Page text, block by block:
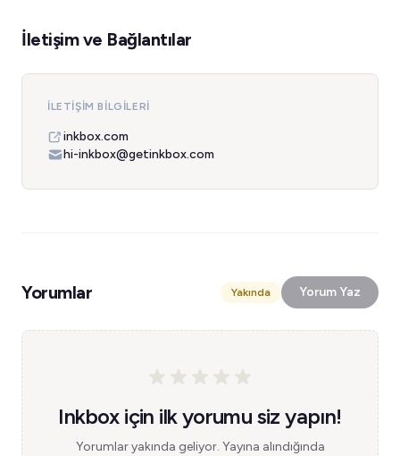
İletişim ve Bağlantılar
İLETIŞIM BILGILERI
inkbox.com
hi-inkbox@getinkbox.com
Yorumlar Yakında Yorum Yaz
Inkbox için ilk yorumu siz yapın!
Yorumlar yakında geliyor. Yayına alındığında